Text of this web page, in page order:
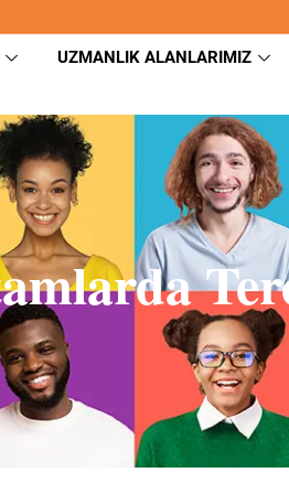
UZMANLIK ALANLARIMIZ